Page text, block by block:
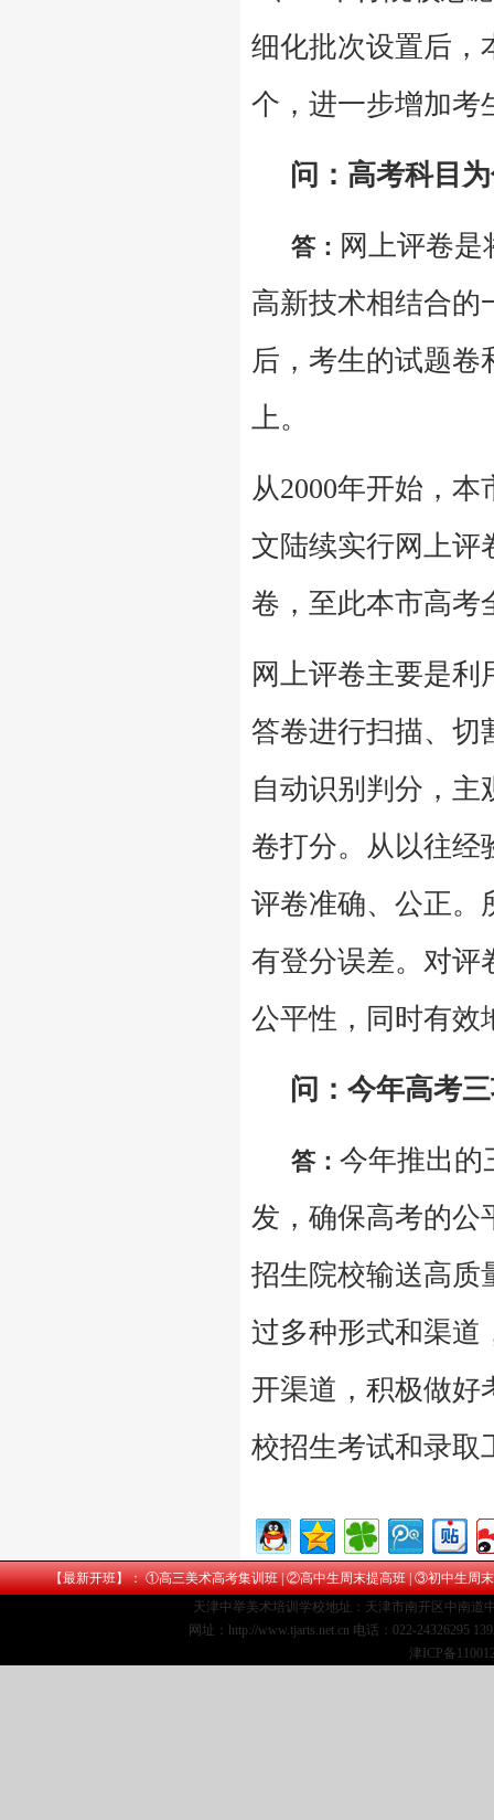
细化批次设置后，
个，进一步增加考
问：高考科目为
答： 网上评卷
高新技术相结合的
后，考生的试题
上。
从2000年开始，本
文陆续实行网上评
卷，至此本市高考
网上评卷主要是
答卷进行扫描、切
自动识别判分，
卷打分。从以往经
评卷准确、公正。
有登分误差。对评
公平性，同时有效
问：今年高考三
答： 今年推出的
发，确保高考的公
招生院校输送高质
过多种形式和渠道
开渠道，积极做好
校招生考试和录取
【最新开班】： ①高三美术高考集训班| ②高中生周末提高班| ③初中生周
天津中举美术培训学校地址：天津市南开区中南道
网址：http://www.tjarts.net.cn 电话：022-24326295
津ICP备